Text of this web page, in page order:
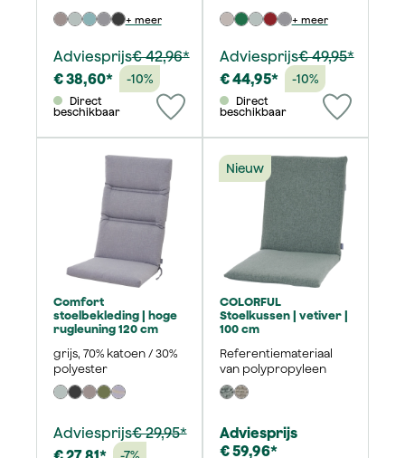
+ meer
Adviesprijs€ 42,96*
€ 38,60*
-10%
beschikbaar
+ meer
Adviesprijs€ 49,95*
€ 44,95*
-10%
beschikbaar
Comfort
stoelbekleding | hoge
rugleuning 120 cm
grijs, 70% katoen / 30%
polyester
Adviesprijs€ 29,95*
Nieuw
COLORFUL
Stoelkussen | vetiver |
100 cm
Referentiemateriaal
van polypropyleen
Adviesprijs
€ 59,96*